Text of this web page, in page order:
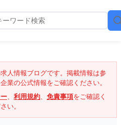
人情報ブログです。掲載情報は参
業の公式情報をご確認ください。
、 利用規約、 免責事項をご確認く
い。